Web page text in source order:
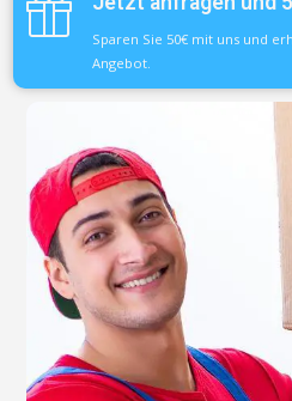
Sparen Sie 50€ mit uns und
Angebot.